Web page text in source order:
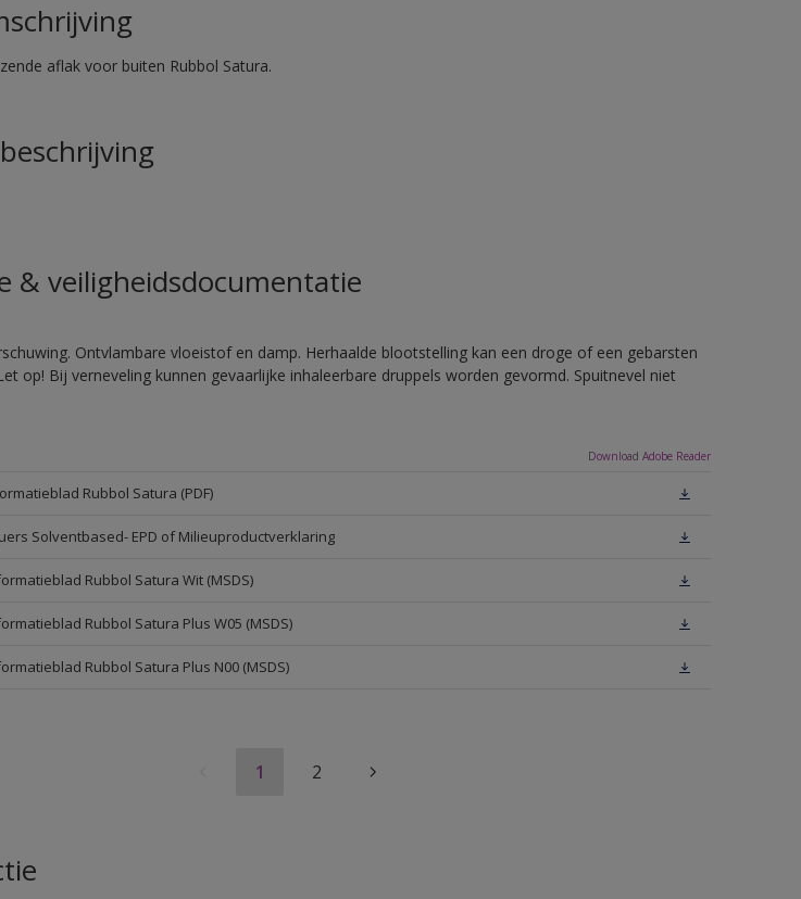
aflak voor buiten Rubbol Satura.
& veiligheidsdocumentatie
Ontvlambare vloeistof en damp. Herhaalde blootstelling kan een droge of een gebarsten
op! Bij verneveling kunnen gevaarlijke inhaleerbare druppels worden gevormd. Spuitnevel niet
Download Adobe Reader
Rubbol Satura (PDF)
Solventbased- EPD of Milieuproductverklaring
Rubbol Satura Wit (MSDS)
Rubbol Satura Plus W05 (MSDS)
Rubbol Satura Plus N00 (MSDS)
1 2